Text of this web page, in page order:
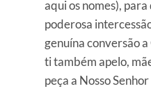
aqui os nomes),
poderosa
genuína conversão
ti também apelo,
peça a Nosso